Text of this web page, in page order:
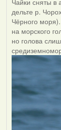
Чайки сняты в
дельте р.
Чёрного
на морского
но голова